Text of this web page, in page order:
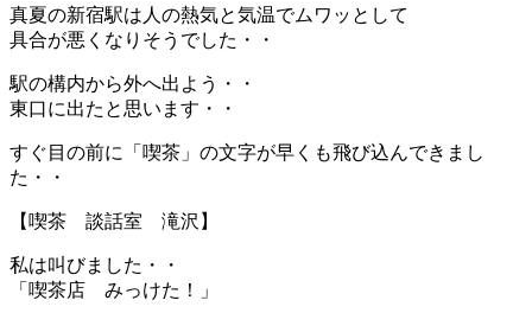
真夏の新宿駅は人の熱気と気温でムワッとして
具合が悪くなりそうでした・・
駅の構内から外へ出よう・・
東口に出たと思います・・
すぐ目の前に「喫茶」の文字が早くも飛び込んできまし
た・・
【喫茶 談話室 滝沢】
私は叫びました・・
「喫茶店 みっけた！」